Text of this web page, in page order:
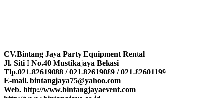
CV.Bintang Jaya Party Equipment Rental
Jl. Siti I No.40 Mustikajaya Bekasi
Tlp.021-82619088 / 021-82619089 / 021-82601199
E-mail. bintangjaya75@yahoo.com
Web. http://www.bintangjayaevent.com